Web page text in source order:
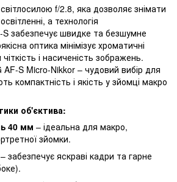
f/2.8, яка дозволяє знімати
а технологія
забезпечує швидке та безшумне
оптика мінімізує хроматичні
і насиченість зображень.
AF-S Micro-Nikkor – чудовий вибір для
компактність і якість у зйомці макро
об'єктива:
40 мм – ідеальна для макро,
зйомки.
– забезпечує яскраві кадри та гарне